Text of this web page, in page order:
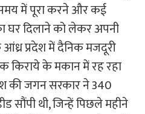
में पूरा करने और कई
दिलाने को लेकर अपनी
प्रदेश में दैनिक मजदूरी
के मकान में रह रहा
की जगन सरकार ने 340
सौंपी थी, जिन्हें पिछले महीने